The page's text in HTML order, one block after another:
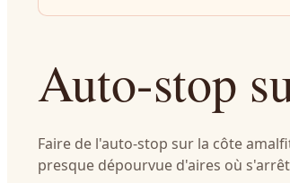
Auto-stop
Faire de l'auto-stop sur la côte
presque dépourvue d'aires où